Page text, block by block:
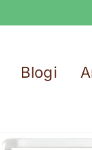
Blogi